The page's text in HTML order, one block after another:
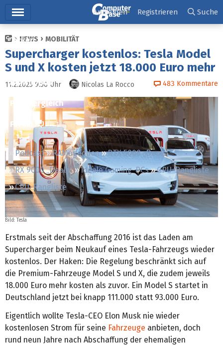
Ticker
Tests
Downloads
Preisvergleich
Forum
Podcast RAMageddon
RTX 5000 „Deals“
RX 9000 „Deals“
Ideale Gaming-PCs
GPU-Rangliste
CPU-Rangliste
Anmelden Registrieren Suche
NEWS MOBILITÄT
Supercharger kostenlos: Tesla Model
S und X kosten jetzt 18.000 Euro mehr
11.2.2025 9:50 Uhr Nicolas La Rocco 483 Kommentare
Bild: Tesla
Erstmals seit der Abschaffung 2016 ist das Laden am
Supercharger beim Neukauf eines Tesla-Fahrzeugs wieder
kostenlos. Der Haken: Die Regelung beschränkt sich auf
die Premium-Fahrzeuge Model S und X, die zudem jeweils
18.000 Euro mehr kosten als zuvor. Ein Model S startet in
Deutschland jetzt bei knapp 111.000 statt 93.000 Euro.
Eigentlich wollte Tesla-CEO Elon Musk nie wieder
kostenlosen Strom für seine Fahrzeuge anbieten, doch
rund neun Jahre nach Abschaffung der ehemaligen